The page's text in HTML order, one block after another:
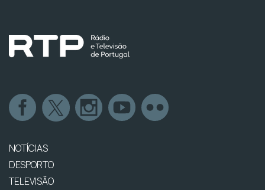
NOTÍCIAS
DESPORTO
TELEVISÃO